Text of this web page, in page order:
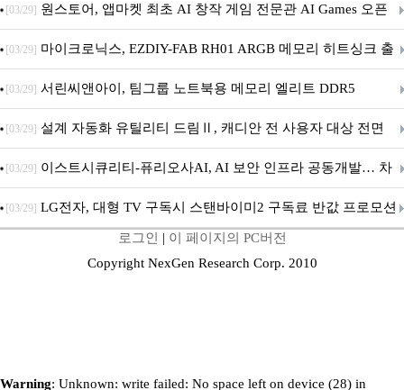
문 추가
[03/29] 원스토어, 앱마켓 최초 AI 창작 게임 전문관 AI Games 오픈
[03/29] 마이크로닉스, EZDIY-FAB RH01 ARGB 메모리 히트싱크 출
시
[03/29] 서린씨앤아이, 팀그룹 노트북용 메모리 엘리트 DDR5
5600MHz 16GB 출시
[03/29] 설계 자동화 유틸리티 드림Ⅱ, 캐디안 전 사용자 대상 전면
무상 배포
[03/29] 이스트시큐리티-퓨리오사AI, AI 보안 인프라 공동개발… 차
세대 AI 보안 플랫폼 구축
[03/29] LG전자, 대형 TV 구독시 스탠바이미2 구독료 반값 프로모션
로그인 | 이 페이지의 PC버전
Copyright NexGen Research Corp. 2010
Warning: Unknown: write failed: No space left on device (28) in